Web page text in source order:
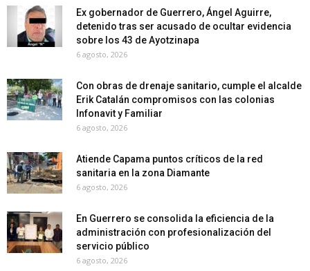
Ex gobernador de Guerrero, Ángel Aguirre,
detenido tras ser acusado de ocultar evidencia
sobre los 43 de Ayotzinapa
6 agosto, 2026
Con obras de drenaje sanitario, cumple el alcalde
Erik Catalán compromisos con las colonias
Infonavit y Familiar
6 agosto, 2026
Atiende Capama puntos críticos de la red
sanitaria en la zona Diamante
6 agosto, 2026
En Guerrero se consolida la eficiencia de la
administración con profesionalización del
servicio público
6 agosto, 2026